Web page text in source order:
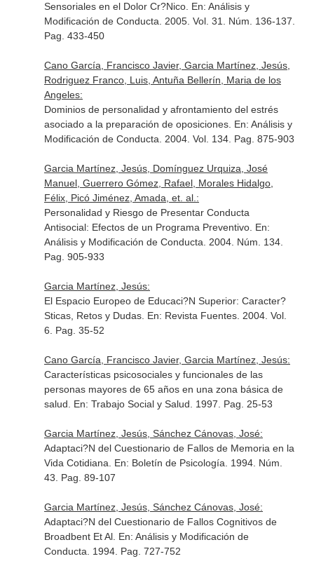
Sensoriales en el Dolor Cr?Nico. En: Análisis y
Modificación de Conducta . 2005. Vol. 31. Núm. 136-137.
Pag. 433-450
Cano García, Francisco Javier, Garcia Martínez, Jesús,
Rodriguez Franco, Luis, Antuña Bellerín, Maria de los
Angeles:
Dominios de personalidad y afrontamiento del estrés
asociado a la preparación de oposiciones. En: Análisis y
Modificación de Conducta . 2004. Vol. 134. Pag. 875-903
Garcia Martínez, Jesús, Domínguez Urquiza, José
Manuel, Guerrero Gómez, Rafael, Morales Hidalgo,
Félix, Picó Jiménez, Amada, et. al.:
Personalidad y Riesgo de Presentar Conducta
Antisocial: Efectos de un Programa Preventivo. En:
Análisis y Modificación de Conducta . 2004. Núm. 134.
Pag. 905-933
Garcia Martínez, Jesús:
El Espacio Europeo de Educaci?N Superior: Caracter?
Sticas, Retos y Dudas. En: Revista Fuentes. 2004. Vol.
6. Pag. 35-52
Cano García, Francisco Javier, Garcia Martínez, Jesús:
Características psicosociales y funcionales de las
personas mayores de 65 años en una zona básica de
salud. En: Trabajo Social y Salud . 1997. Pag. 25-53
Garcia Martínez, Jesús, Sánchez Cánovas, José:
Adaptaci?N del Cuestionario de Fallos de Memoria en la
Vida Cotidiana. En: Boletín de Psicología . 1994. Núm.
43. Pag. 89-107
Garcia Martínez, Jesús, Sánchez Cánovas, José:
Adaptaci?N del Cuestionario de Fallos Cognitivos de
Broadbent Et Al. En: Análisis y Modificación de
Conducta . 1994. Pag. 727-752